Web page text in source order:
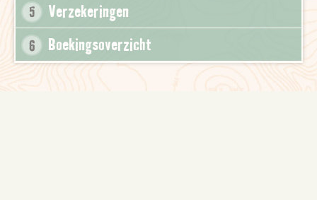
5 Verzekeringen
6 Boekingsoverzicht